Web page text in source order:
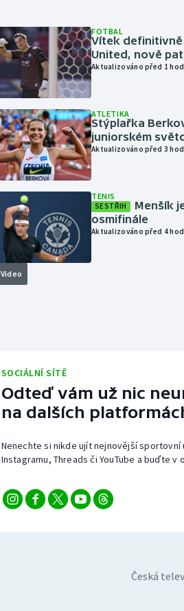
FOTBAL
Vítek
United, nově
Aktualizováno před 1 hod
ATLETIKA
Stýplařka
juniorském
Aktualizováno před 3 hod
Video
TENIS
SESTŘIH
Menšík
osmifinále
Aktualizováno před 4 hod
SOCIÁLNÍ SÍTĚ
Odteď vám už nic
na dalších
Nenechte si nikde ujít nejnovější sportovní
Instagramu, Threads či YouTube a buďte v
Česká